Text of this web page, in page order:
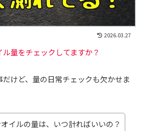
2026.03.27
量をチェックしてますか？
けど、量の日常チェックも欠かせま
イルの量は、いつ計ればいいの？